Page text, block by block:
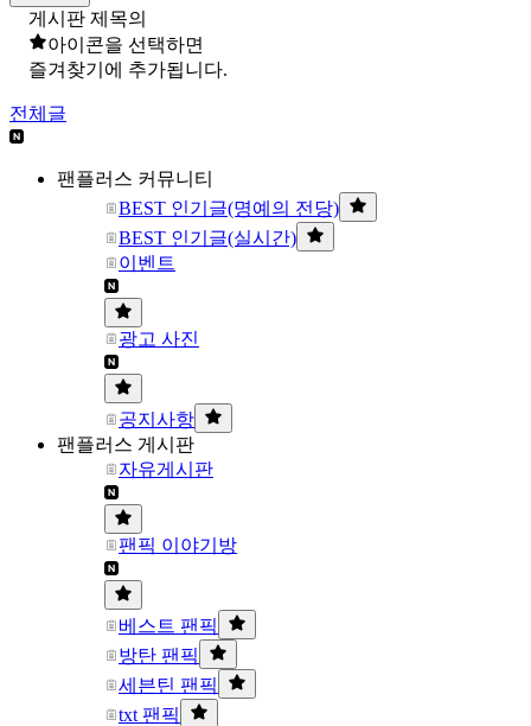
게시판 제목의
아이콘을 선택하면
즐겨찾기에 추가됩니다.
전체글
팬플러스 커뮤니티
BEST 인기글(명예의 전당)
BEST 인기글(실시간)
이벤트
광고 사진
공지사항
팬플러스 게시판
자유게시판
팬픽 이야기방
베스트 팬픽
방탄 팬픽
세븐틴 팬픽
txt 팬픽